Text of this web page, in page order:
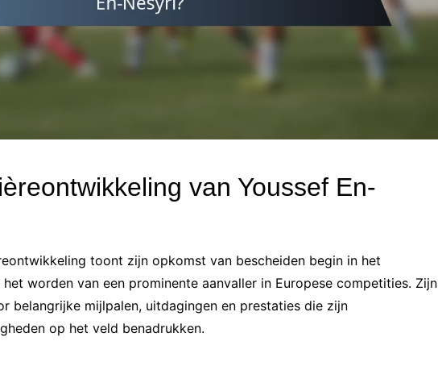
van Youssef En-
toont zijn opkomst van bescheiden begin in het
worden van een prominente aanvaller in Europese competities. Zijn
belangrijke mijlpalen, uitdagingen en prestaties die zijn
op het veld benadrukken.